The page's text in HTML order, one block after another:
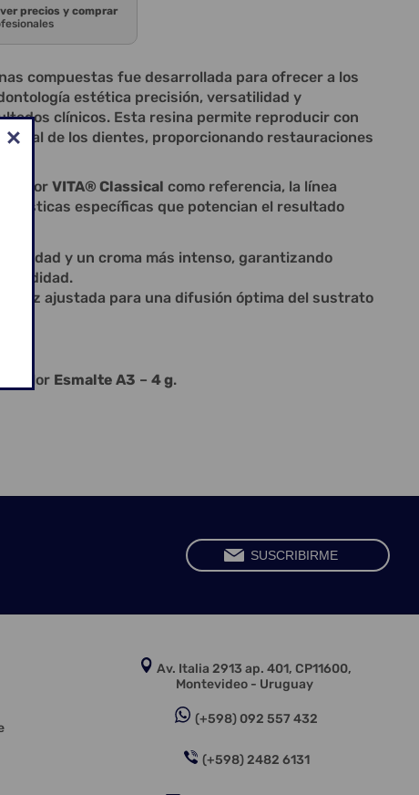
precios y comprar
compuestas fue desarrollada para ofrecer a los
estética precisión, versatilidad y
clínicos. Esta resina permite reproducir con
de los dientes, proporcionando restauraciones
color VITA® Classical como referencia, la línea
específicas que potencian el resultado
y un croma más intenso, garantizando
ajustada para una difusión óptima del sustrato
color Esmalte A3 – 4 g.
Av. Italia 2913 ap. 401, CP11600,
Montevideo - Uruguay
(+598) 092 557 432
(+598) 2482 6131